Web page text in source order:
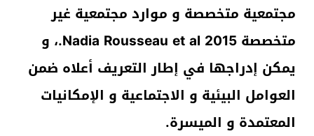
مجتمعية متخصصة و موارد مجتمعية غير
متخصصة Nadia Rousseau et al 2015.، و
يمكن إدراجها في إطار التعريف أعلاه ضمن
العوامل البيئية و الاجتماعية و الإمكانيات
المعتمدة و الميسرة.